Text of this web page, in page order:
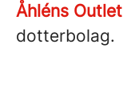
Åhléns Outlet
dotterbolag.